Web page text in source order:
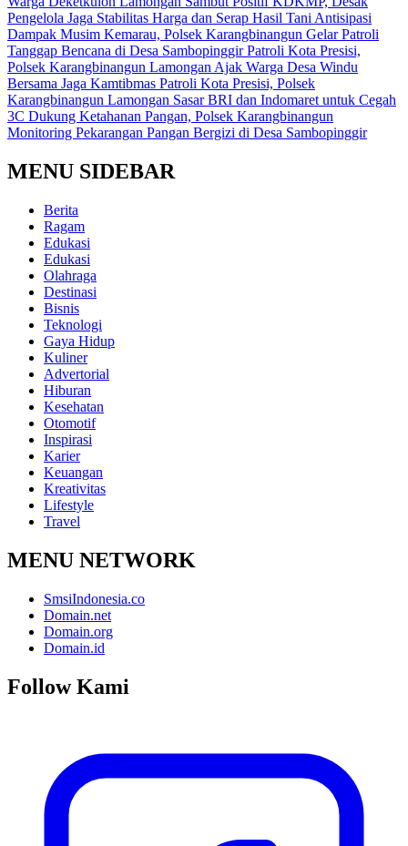
Pengelola Jaga Stabilitas Harga dan Serap Hasil Tani Antisipasi
Dampak Musim Kemarau, Polsek Karangbinangun Gelar Patroli
Tanggap Bencana di Desa SambopinggirPatroli Kota Presisi,
Polsek Karangbinangun Lamongan Ajak Warga Desa Windu
Bersama Jaga Kamtibmas Patroli Kota Presisi, Polsek
Karangbinangun Lamongan Sasar BRI dan Indomaret untuk Cegah
3C Dukung Ketahanan Pangan, Polsek Karangbinangun
Monitoring Pekarangan Pangan Bergizi di Desa Sambopinggir
MENU SIDEBAR
Berita
Ragam
Edukasi
Edukasi
Olahraga
Destinasi
Bisnis
Teknologi
Gaya Hidup
Kuliner
Advertorial
Hiburan
Kesehatan
Otomotif
Inspirasi
Karier
Keuangan
Kreativitas
Lifestyle
Travel
MENU NETWORK
SmsiIndonesia.co
Domain.net
Domain.org
Domain.id
Follow Kami